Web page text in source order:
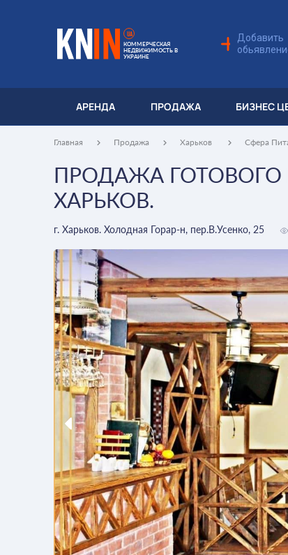
UA
КОММЕРЧЕСКАЯ
НЕДВИЖИМОСТЬ В
УКРАИНЕ
Добавить
АРЕНДА ПРОДАЖА БИЗНЕС
Главная Продажа Харьков Сфера
ПРОДАЖА ГОТОВОГО
ХАРЬКОВ.
г. Харьков. Холодная Горар-н, пер.В.Усенко, 25